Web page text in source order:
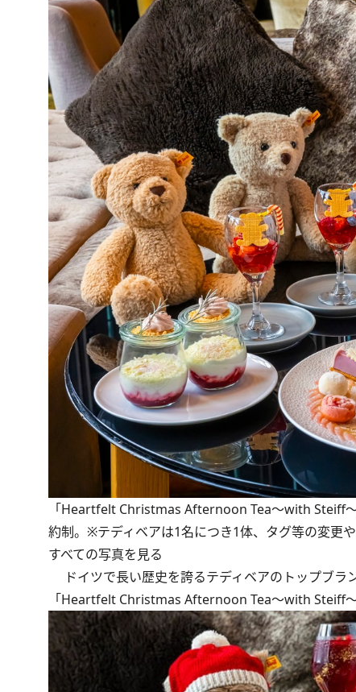
「Heartfelt Christmas Afternoon Tea～with Steiff
約制。※テディベアは1名につき1体、タグ等の変更
すべての写真を見る
ドイツで長い歴史を誇るテディベアのトップブラ
「Heartfelt Christmas Afternoon Tea～with Steiff